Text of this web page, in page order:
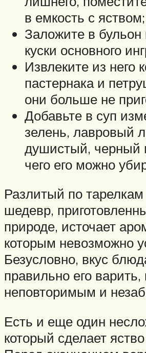
в емкость с яством;
Заложите в
куски основного
Извлеките из него
пастернака и
они больше не
Добавьте в суп
зелень, лавровый
душистый, черный
чего его можно
Разлитый по тарелкам
шедевр,
природе, источает
которым невозможно
Безусловно, вкус
правильно его варить,
неповторимым и
Есть и еще один
который сделает